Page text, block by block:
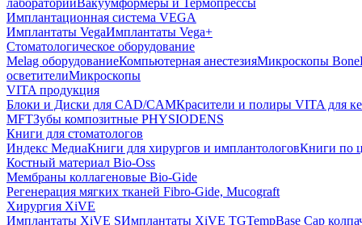
лабораторииВакуумформеры и Термопрессы
Имплантационная система VEGA
Имплантаты VegaИмплантаты Vega+
Стоматологическое оборудование
Melag оборудованиеКомпьютерная анестезияМикроскопы
осветителиМикроскопы
VITA продукция
Блоки и Диски для CAD/CAMКрасители и полиры VITA для
MFTЗубы композитные PHYSIODENS
Книги для стоматологов
Индекс МедиаКниги для хирургов и имплантологовКниги по
Костный материал Bio-Oss
Мембраны коллагеновые Bio-Gide
Регенерация мягких тканей Fibro-Gide, Mucograft
Хирургия XiVE
Имплантаты XiVE SИмплантаты XiVE TGTempBase Cap